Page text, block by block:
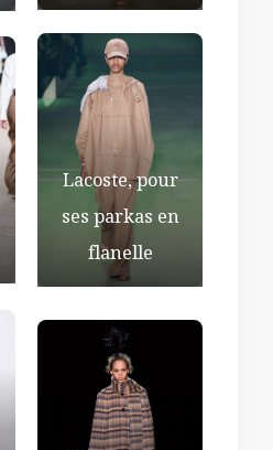
Lacoste, pour
ses parkas en
flanelle